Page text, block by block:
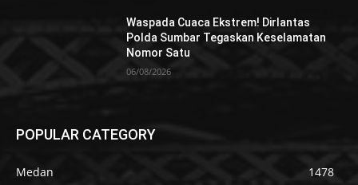
Waspada Cuaca Ekstrem! Dirlantas
Polda Sumbar Tegaskan Keselamatan
Nomor Satu
06/08/2026
POPULAR CATEGORY
Medan
1478